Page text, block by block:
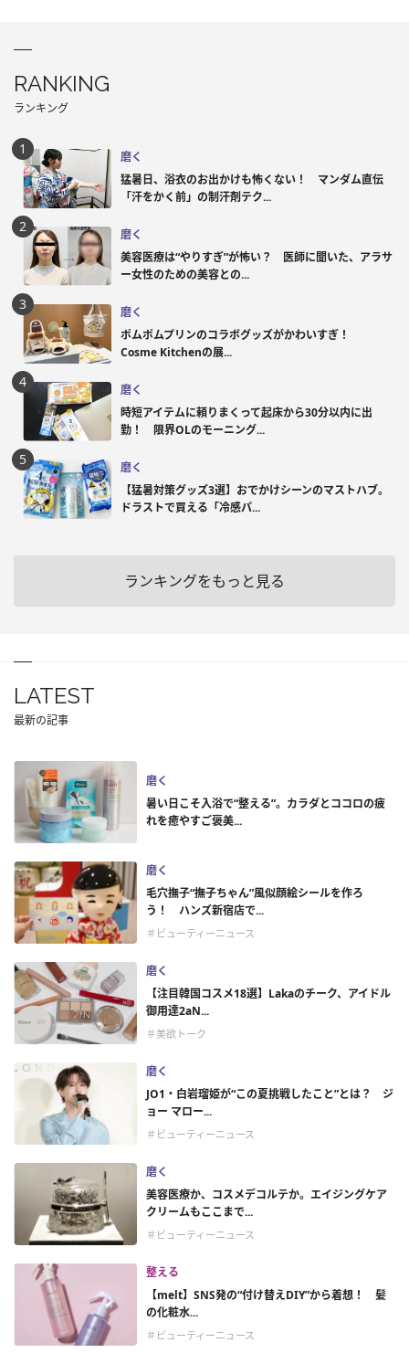
RANKING
ランキング
磨く
猛暑日、浴衣のお出かけも怖くない！ マンダム直伝
「汗をかく前」の制汗剤テク...
磨く
美容医療は“やりすぎ”が怖い？ 医師に聞いた、アラサ
ー女性のための美容との...
磨く
ポムポムプリンのコラボグッズがかわいすぎ！
Cosme Kitchenの展...
磨く
時短アイテムに頼りまくって起床から30分以内に出
勤！ 限界OLのモーニング...
磨く
【猛暑対策グッズ3選】おでかけシーンのマストハブ。
ドラストで買える「冷感パ...
ランキングをもっと見る
LATEST
最新の記事
磨く
暑い日こそ入浴で“整える”。カラダとココロの疲
れを癒やすご褒美...
磨く
毛穴撫子“撫子ちゃん”風似顔絵シールを作ろ
う！ ハンズ新宿店で...
＃ビューティーニュース
磨く
【注目韓国コスメ18選】Lakaのチーク、アイドル
御用達2aN...
＃美欲トーク
磨く
JO1・白岩瑠姫が“この夏挑戦したこと”とは？ ジ
ョー マロー...
＃ビューティーニュース
磨く
美容医療か、コスメデコルテか。エイジングケア
クリームもここまで...
＃ビューティーニュース
整える
【melt】SNS発の“付け替えDIY”から着想！ 髪
の化粧水...
＃ビューティーニュース